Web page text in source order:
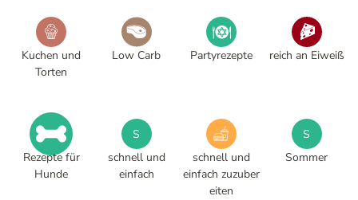
Kuchen und
Torten
Low Carb Partyrezepte reich an Eiweiß
Rezepte für
Hunde
S
schnell und
einfach
schnell und
einfach zuzuber
eiten
S
Sommer